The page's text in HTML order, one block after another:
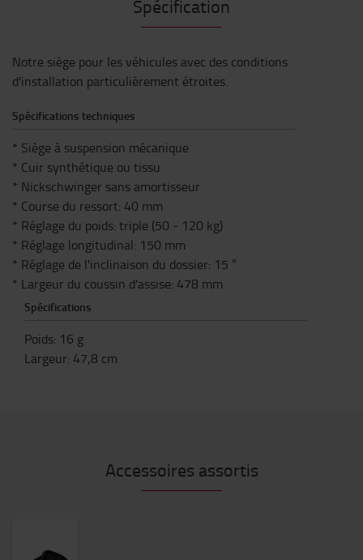
Spécification
Notre siège pour les véhicules avec des conditions
d'installation particulièrement étroites.
Spécifications techniques
* Siège à suspension mécanique
* Cuir synthétique ou tissu
* Nickschwinger sans amortisseur
* Course du ressort: 40 mm
* Réglage du poids: triple (50 - 120 kg)
* Réglage longitudinal: 150 mm
* Réglage de l'inclinaison du dossier: 15 °
* Largeur du coussin d'assise: 478 mm
Spécifications
Poids: 16 g
Largeur: 47,8 cm
Accessoires assortis